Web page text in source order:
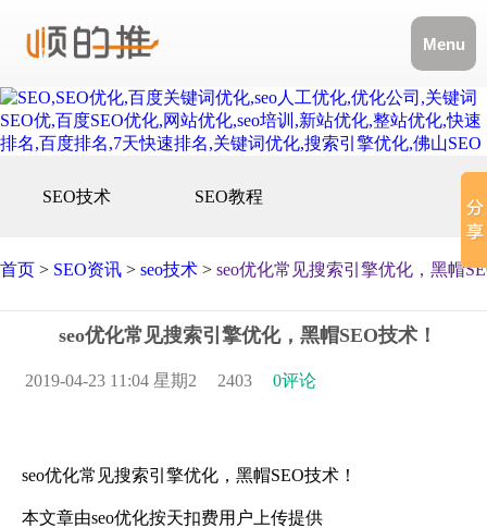
Menu
SEO技术 SEO教程
首页 > SEO资讯 > seo技术 > seo优化常见搜索引擎优化，黑帽
seo优化常见搜索引擎优化，黑帽SEO技术！
2019-04-23 11:04 星期2 2403 0评论
seo优化常见搜索引擎优化，黑帽SEO技术！
本文章由seo优化按天扣费用户上传提供